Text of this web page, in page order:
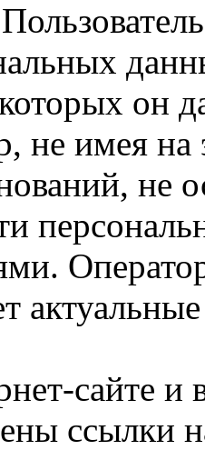
он
не имея
не
сайте
ссылки